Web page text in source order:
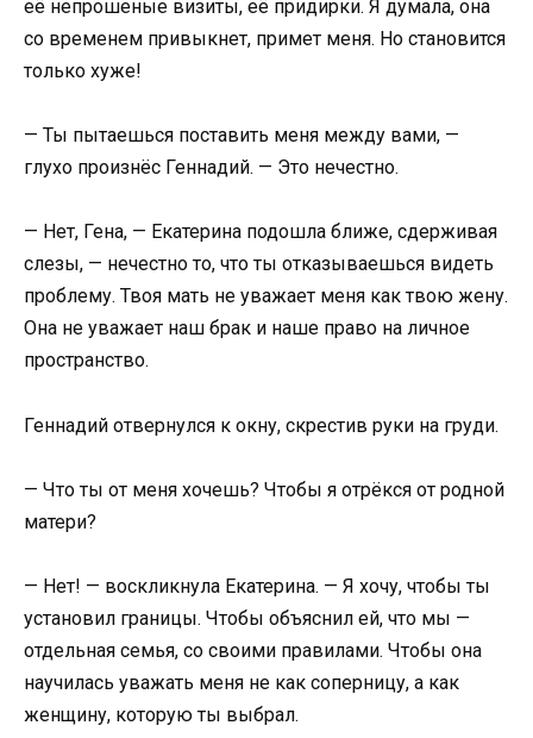
её непрошеные визиты, её придирки. Я думала, она
со временем привыкнет, примет меня. Но становится
только хуже!
— Ты пытаешься поставить меня между вами, —
глухо произнёс Геннадий. — Это нечестно.
— Нет, Гена, — Екатерина подошла ближе, сдерживая
слезы, — нечестно то, что ты отказываешься видеть
проблему. Твоя мать не уважает меня как твою жену.
Она не уважает наш брак и наше право на личное
пространство.
Геннадий отвернулся к окну, скрестив руки на груди.
— Что ты от меня хочешь? Чтобы я отрёкся от родной
матери?
— Нет! — воскликнула Екатерина. — Я хочу, чтобы ты
установил границы. Чтобы объяснил ей, что мы —
отдельная семья, со своими правилами. Чтобы она
научилась уважать меня не как соперницу, а как
женщину, которую ты выбрал.